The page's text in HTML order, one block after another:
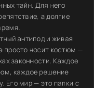
тайн. Для него
а долгие
антипод и живая
просто носит костюм —
законности. Каждое
каждое решение
Его мир — это папки с